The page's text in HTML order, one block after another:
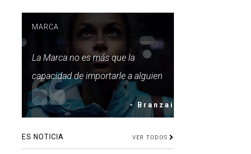
MARCA
La Marca no es más que la
capacidad de importarle a alguien
- Branzai
ES NOTICIA VER TODOS